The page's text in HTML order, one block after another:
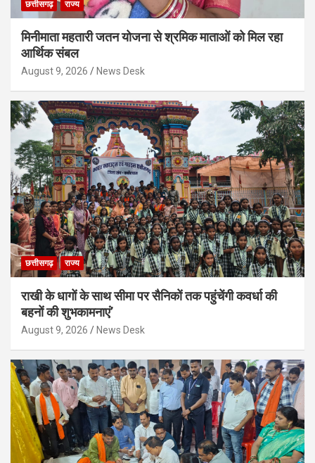
छत्तीसगढ़ राज्य
मिनीमाता महतारी जतन योजना से श्रमिक माताओं को मिल रहा
आर्थिक संबल
August 9, 2026 News Desk
छत्तीसगढ़ राज्य
राखी के धागों के साथ सीमा पर सैनिकों तक पहुंचेंगी कवर्धा की
बहनों की शुभकामनाएं’
August 9, 2026 News Desk